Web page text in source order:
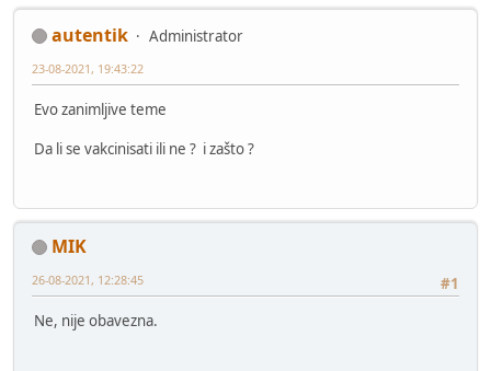
autentik Administrator
23-08-2021, 19:43:22
Evo zanimljive teme
Da li se vakcinisati ili ne ? i zašto ?
MIK
#1
26-08-2021, 12:28:45
Ne, nije obavezna.